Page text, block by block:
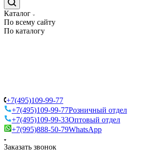
Каталог
По всему сайту
По каталогу
+7(495)109-99-77
+7(495)109-99-77Розничный отдел
+7(495)109-99-33Оптовый отдел
+7(995)888-50-79WhatsApp
Заказать звонок